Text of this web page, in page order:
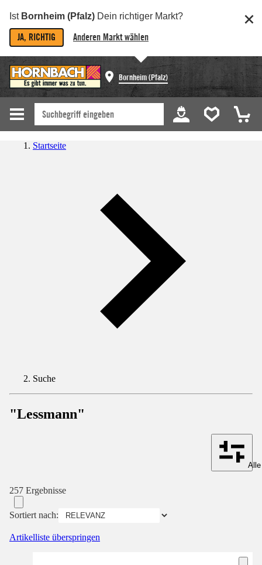
Ist Bornheim (Pfalz) Dein richtiger Markt?
JA, RICHTIG Anderen Markt wählen
Bornheim (Pfalz)
Startseite
Suche
"Lessmann"
257 Ergebnisse
Sortiert nach:
Artikelliste überspringen